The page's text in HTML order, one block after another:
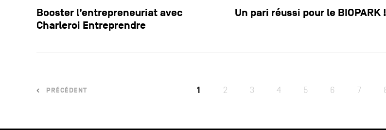
Booster l’entrepreneuriat avec
Charleroi Entreprendre
Un pari réussi pour le BIOPARK !
PRÉCÉDENT 1 2 3 4 5 6 7